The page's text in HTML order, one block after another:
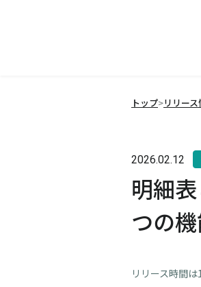
トップ>リリー
2026.02.12
明細
つの
リリース時間